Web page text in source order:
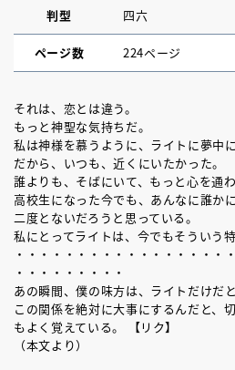
判型 四六
ページ数 224ページ
それは、恋とは違う。
もっと神聖な気持ちだ。
私は神様を慕うように、ライトに夢中
だから、いつも、近くにいたかった。
誰よりも、そばにいて、もっと心を通
高校生になった今でも、あんなに誰か
二度とないだろうと思っている。
私にとってライトは、今でもそういう
・・・・・・・・・・・・・・・・・
・・・・・・・・・
あの瞬間、僕の味方は、ライトだけだ
この関係を絶対に大事にするんだと、
もよく覚えている。 【リク】
（本文より）